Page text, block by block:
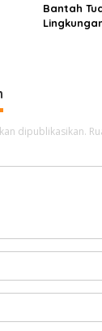
Bantah
dipublikasikan.